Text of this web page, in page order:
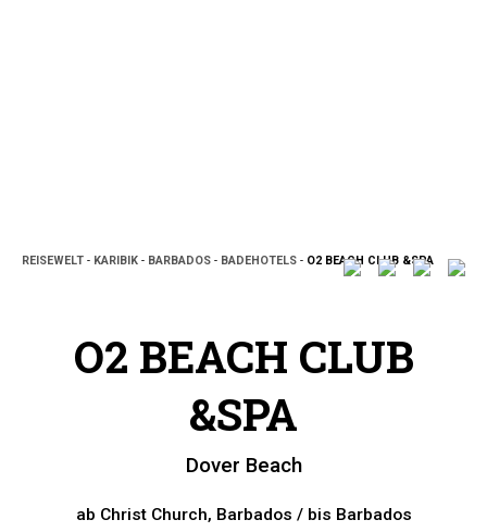
REISEWELT - KARIBIK - BARBADOS - BADEHOTELS - O2 BEACH CLUB &SPA
O2 BEACH CLUB
&SPA
Dover Beach
ab Christ Church, Barbados / bis Barbados